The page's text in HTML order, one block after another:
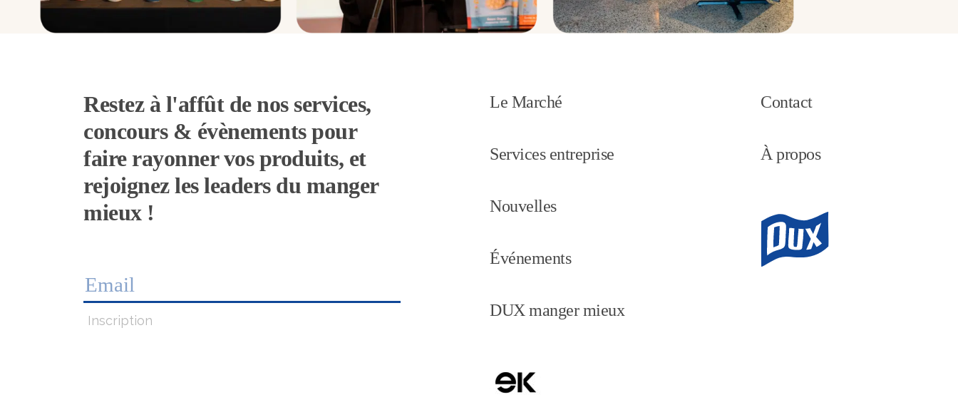
Restez à l'affût de nos services,
concours & évènements pour
faire rayonner vos produits, et
rejoignez les leaders du manger
mieux !
Inscription
Le Marché
Services entreprise
Nouvelles
Événements
DUX manger mieux
Contact
À propos